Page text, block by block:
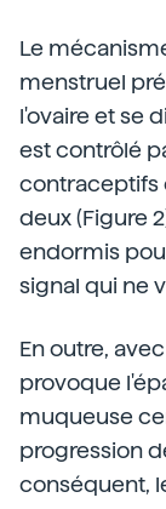
Le
menstruel
l'ovaire et se
est contrôlé
contraceptifs
deux (Figure
endormis
signal qui ne
En outre,
provoque
muqueuse
progression
conséquent,